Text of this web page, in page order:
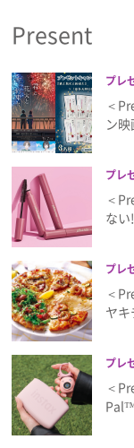
Present
プレ
＜
ン
プレ
＜
な
プレ
＜
ヤ
プレ
＜